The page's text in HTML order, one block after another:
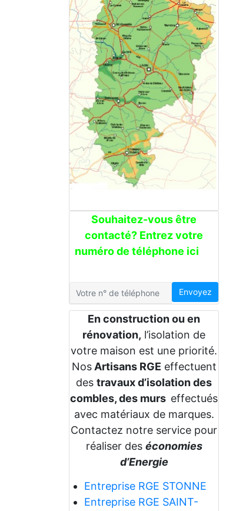
Souhaitez-vous être
contacté? Entrez votre
numéro de téléphone ici
Envoyez
En construction ou en
rénovation, l’isolation de
votre maison est une priorité.
NosArtisans RGE effectuent
des travaux d’isolation des
combles, des murs effectués
avec matériaux de marques.
Contactez notre service pour
réaliser des économies
d’Energie
Entreprise RGE STONNE
Entreprise RGE SAINT-